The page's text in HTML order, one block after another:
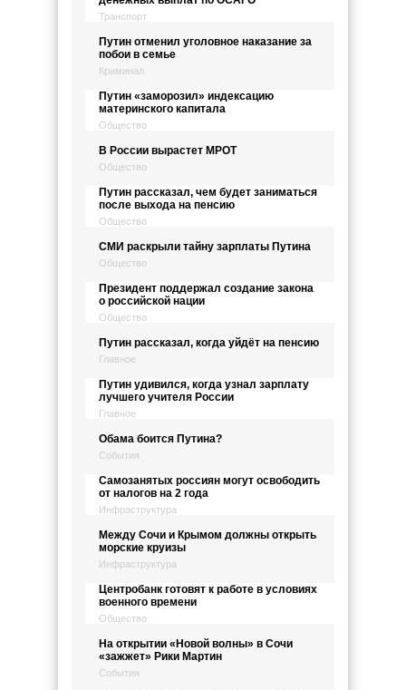
Транспорт
Путин отменил уголовное наказание за
побои в семье
Криминал
Путин «заморозил» индексацию
материнского капитала
Общество
В России вырастет МРОТ
Общество
Путин рассказал, чем будет заниматься
после выхода на пенсию
Общество
СМИ раскрыли тайну зарплаты Путина
Общество
Президент поддержал создание закона
о российской нации
Общество
Путин рассказал, когда уйдёт на пенсию
Главное
Путин удивился, когда узнал зарплату
лучшего учителя России
Главное
Обама боится Путина?
События
Самозанятых россиян могут освободить
от налогов на 2 года
Инфраструктура
Между Сочи и Крымом должны открыть
морские круизы
Инфраструктура
Центробанк готовят к работе в условиях
военного времени
Общество
На открытии «Новой волны» в Сочи
«зажжет» Рики Мартин
События